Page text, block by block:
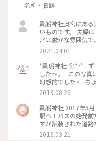
名所・旧跡
貴船神社奥宮にあ
いものです。 夫婦
宮は厳かな雰囲気で
で行かれたら、是非
2021.04.01
*貴船神社 ❀.*･ﾟ .
した～。 . この写真
幻想的でした✧︎ . ち
夕がたくさんありまし
とき #夏旅2019
2019.08.26
貴船神社 2017年5
駅へ！バスの始発
すが舗装された道
の少ないシーンと
2019.03.21